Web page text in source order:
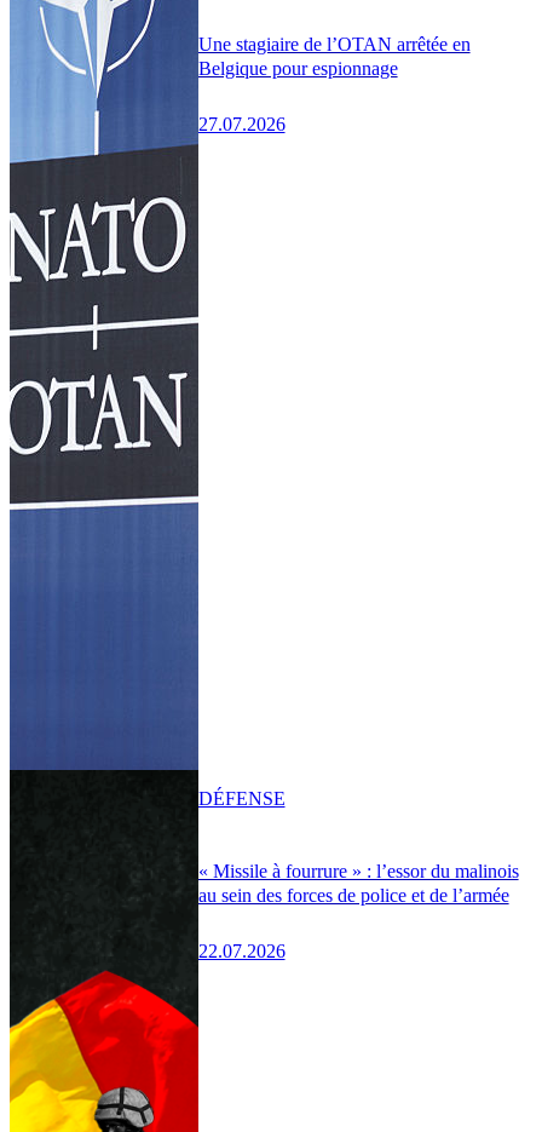
Une stagiaire de l’OTAN arrêtée en
Belgique pour espionnage
27.07.2026
« Missile à fourrure » : l’essor du malinois
au sein des forces de police et de l’armée
22.07.2026
DÉFENSE